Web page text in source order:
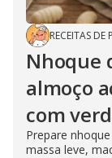
RECEITAS DE
Nhoque
almoço
com
Prepare
massa leve,